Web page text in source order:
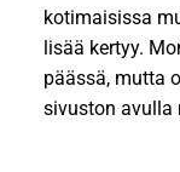
kotimaisissa
lisää kertyy.
päässä, mutta
sivuston avulla